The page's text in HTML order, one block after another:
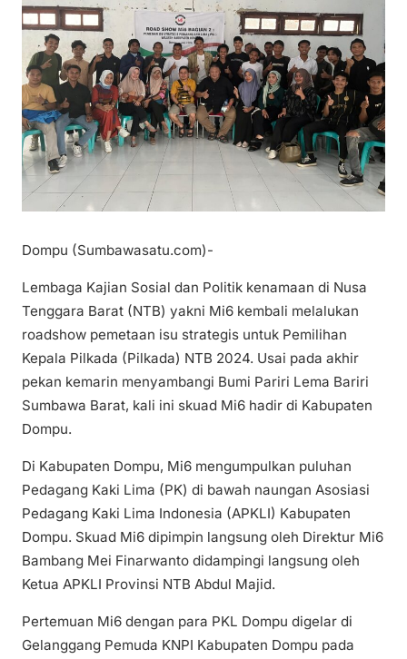
Dompu (Sumbawasatu.com)-
Lembaga Kajian Sosial dan Politik kenamaan di Nusa
Tenggara Barat (NTB) yakni Mi6 kembali melalukan
roadshow pemetaan isu strategis untuk Pemilihan
Kepala Pilkada (Pilkada) NTB 2024. Usai pada akhir
pekan kemarin menyambangi Bumi Pariri Lema Bariri
Sumbawa Barat, kali ini skuad Mi6 hadir di Kabupaten
Dompu.
Di Kabupaten Dompu, Mi6 mengumpulkan puluhan
Pedagang Kaki Lima (PK) di bawah naungan Asosiasi
Pedagang Kaki Lima Indonesia (APKLI) Kabupaten
Dompu. Skuad Mi6 dipimpin langsung oleh Direktur Mi6
Bambang Mei Finarwanto didampingi langsung oleh
Ketua APKLI Provinsi NTB Abdul Majid.
Pertemuan Mi6 dengan para PKL Dompu digelar di
Gelanggang Pemuda KNPI Kabupaten Dompu pada